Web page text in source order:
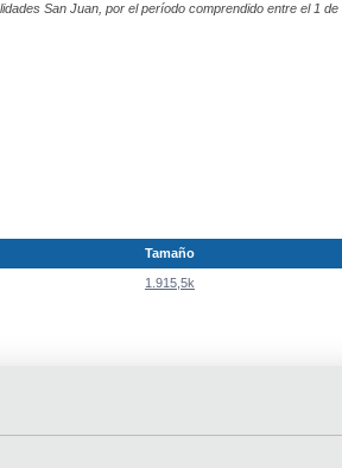
San Juan, por el período comprendido entre el 1 de
Tamaño
1.915,5k